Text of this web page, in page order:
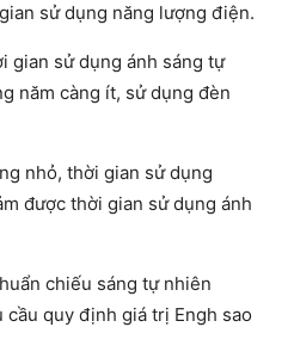
sử dụng năng lượng điện.
gian sử dụng ánh sáng tự
năm càng ít, sử dụng đèn
nhỏ, thời gian sử dụng
được thời gian sử dụng ánh
chiếu sáng tự nhiên
quy định giá trị Engh sao